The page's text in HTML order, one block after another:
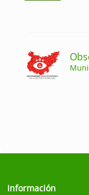
Información